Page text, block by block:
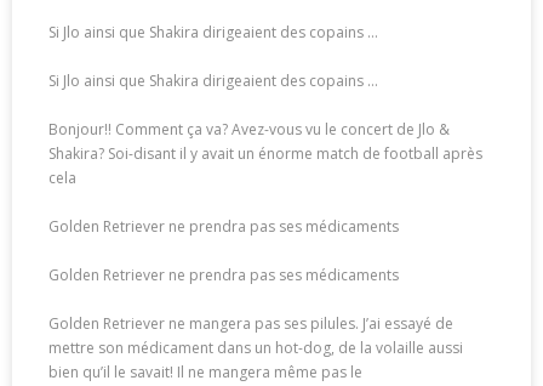
Si Jlo ainsi que Shakira dirigeaient des copains …
Si Jlo ainsi que Shakira dirigeaient des copains …
Bonjour!! Comment ça va? Avez-vous vu le concert de Jlo &
Shakira? Soi-disant il y avait un énorme match de football après
cela
Golden Retriever ne prendra pas ses médicaments
Golden Retriever ne prendra pas ses médicaments
Golden Retriever ne mangera pas ses pilules. J’ai essayé de
mettre son médicament dans un hot-dog, de la volaille aussi
bien qu’il le savait! Il ne mangera même pas le